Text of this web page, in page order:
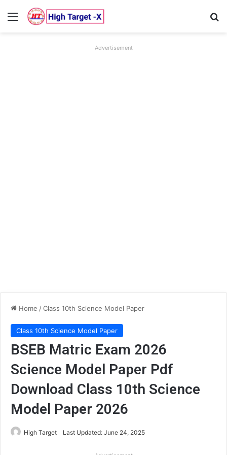
Menu
Advertisement
Home /Class 10th Science Model Paper
Class 10th Science Model Paper
BSEB Matric Exam 2026
Science Model Paper Pdf
Download Class 10th Science
Model Paper 2026
High Target Last Updated: June 24, 2025